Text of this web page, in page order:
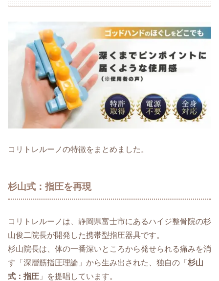
コリトレルーノの特徴をまとめました。
杉山式：指圧を再現
コリトレルーノは、静岡県富士市にあるハイジ整骨院の杉
山俊二院長が開発した携帯型指圧器具です。
杉山院長は、体の一番深いところから発せられる痛みを消
す「深層筋指圧理論」から生み出された、独自の「 杉山
式：指圧 」を提唱しています。